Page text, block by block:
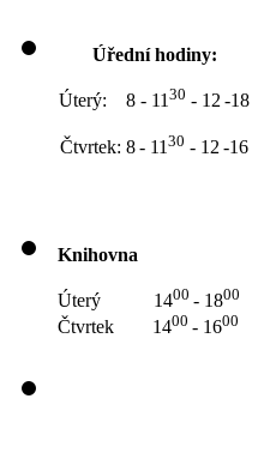
Úřední hodiny:
Úterý: 8 - 1130 - 12-18
Čtvrtek: 8- 11 30 - 12 -16
Knihovna
Úterý 1400 - 1800
Čtvrtek 1400 - 1600